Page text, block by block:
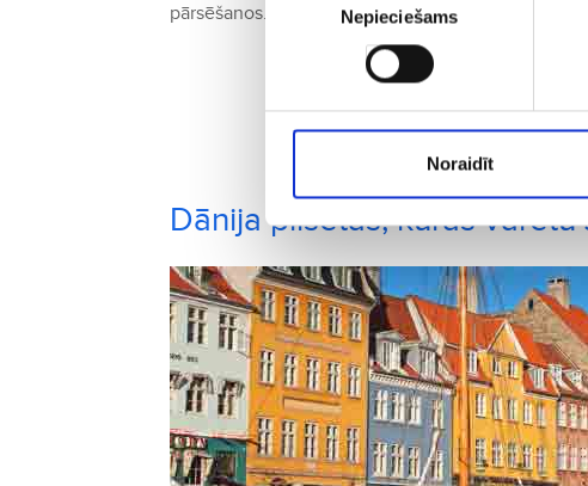
izvēle
Nepieciešams
Noraidīt
pārsēšanos.
Dānija pilsētas, kuras